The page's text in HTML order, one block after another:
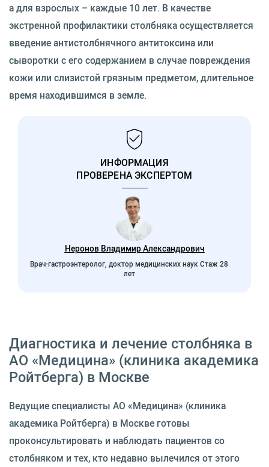
а для взрослых – каждые 10 лет. В качестве
экстренной профилактики столбняка осуществляется
введение антистолбнячного антитоксина или
сыворотки с его содержанием в случае повреждения
кожи или слизистой грязным предметом, длительное
время находившимся в земле.
ИНФОРМАЦИЯ
ПРОВЕРЕНА ЭКСПЕРТОМ
Неронов Владимир Александрович
Врач-гастроэнтеролог, доктор медицинских наук Стаж 28
лет
Диагностика и лечение столбняка в
АО «Медицина» (клиника академика
Ройтберга) в Москве
Ведущие специалисты АО «Медицина» (клиника
академика Ройтберга) в Москве готовы
проконсультировать и наблюдать пациентов со
столбняком и тех, кто недавно вылечился от этого